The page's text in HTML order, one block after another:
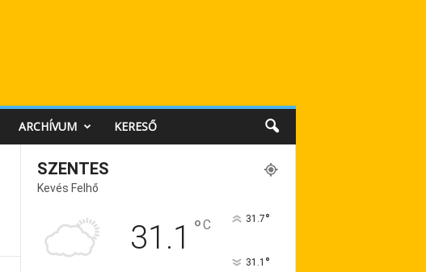
ARCHÍVUM KERESŐ
SZENTES
Kevés Felhő
31.1 °C 31.7°
31.1 °